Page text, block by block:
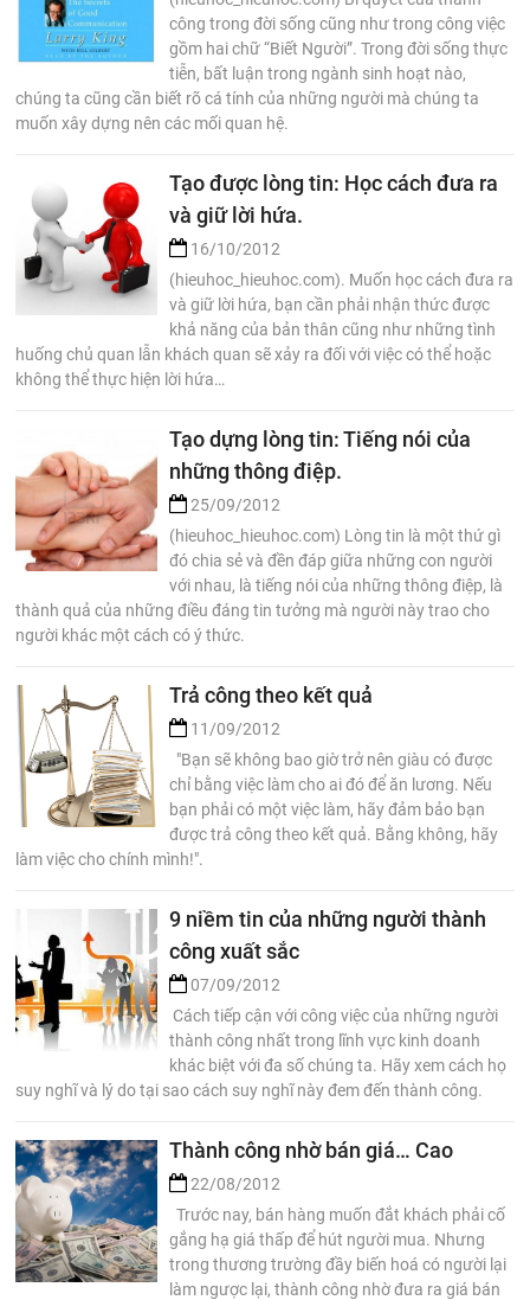
công trong đời sống cũng như trong công việc
gồm hai chữ “Biết Người”. Trong đời sống thực
tiễn, bất luận trong ngành sinh hoạt nào,
chúng ta cũng cần biết rõ cá tính của những người mà chúng ta
muốn xây dựng nên các mối quan hệ.
Tạo được lòng tin: Học cách đưa ra
và giữ lời hứa.
16/10/2012
(hieuhoc_hieuhoc.com). Muốn học cách đưa ra
và giữ lời hứa, bạn cần phải nhận thức được
khả năng của bản thân cũng như những tình
huống chủ quan lẫn khách quan sẽ xảy ra đối với việc có thể hoặc
không thể thực hiện lời hứa…
Tạo dựng lòng tin: Tiếng nói của
những thông điệp.
25/09/2012
(hieuhoc_hieuhoc.com) Lòng tin là một thứ gì
đó chia sẻ và đền đáp giữa những con người
với nhau, là tiếng nói của những thông điệp, là
thành quả của những điều đáng tin tưởng mà người này trao cho
người khác một cách có ý thức.
Trả công theo kết quả
11/09/2012
"Bạn sẽ không bao giờ trở nên giàu có được
chỉ bằng việc làm cho ai đó để ăn lương. Nếu
bạn phải có một việc làm, hãy đảm bảo bạn
được trả công theo kết quả. Bằng không, hãy
làm việc cho chính mình!".
9 niềm tin của những người thành
công xuất sắc
07/09/2012
Cách tiếp cận với công việc của những người
thành công nhất trong lĩnh vực kinh doanh
khác biệt với đa số chúng ta. Hãy xem cách họ
suy nghĩ và lý do tại sao cách suy nghĩ này đem đến thành công.
Thành công nhờ bán giá… Cao
22/08/2012
Trước nay, bán hàng muốn đắt khách phải cố
gắng hạ giá thấp để hút người mua. Nhưng
trong thương trường đầy biến hoá có người lại
làm ngược lại, thành công nhờ đưa ra giá bán